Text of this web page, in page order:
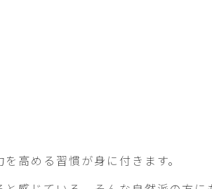
高める習慣が身に付きます。